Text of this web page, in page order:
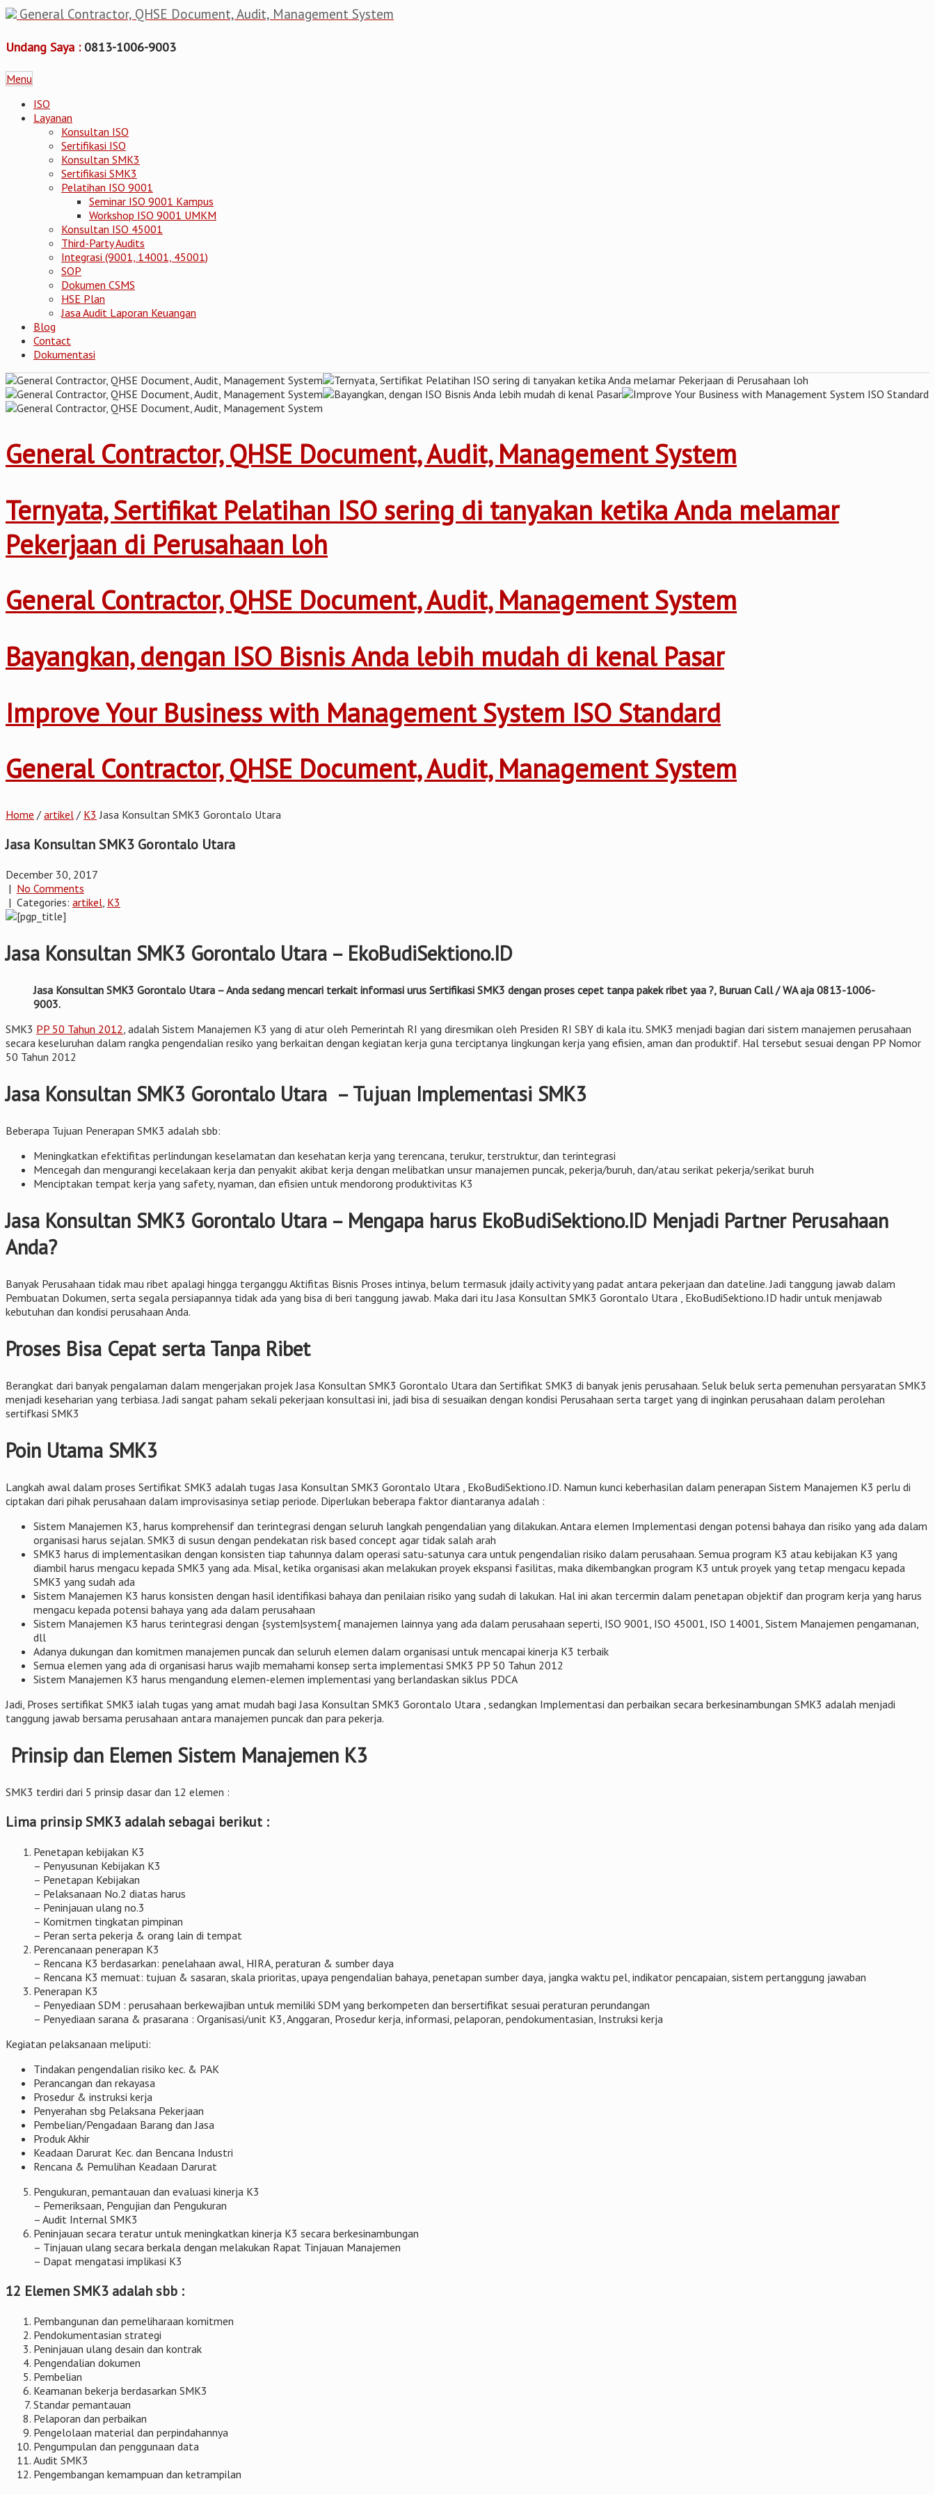
General Contractor, QHSE Document, Audit, Management System
Undang Saya : 0813-1006-9003
Menu
ISO
Layanan
Konsultan ISO
Sertifikasi ISO
Konsultan SMK3
Sertifikasi SMK3
Pelatihan ISO 9001
Seminar ISO 9001 Kampus
Workshop ISO 9001 UMKM
Konsultan ISO 45001
Third-Party Audits
Integrasi (9001, 14001, 45001)
SOP
Dokumen CSMS
HSE Plan
Jasa Audit Laporan Keuangan
Blog
Contact
Dokumentasi
General Contractor, QHSE Document, Audit, Management System
Ternyata, Sertifikat Pelatihan ISO sering di tanyakan ketika Anda melamar
Pekerjaan di Perusahaan loh
General Contractor, QHSE Document, Audit, Management System
Bayangkan, dengan ISO Bisnis Anda lebih mudah di kenal Pasar
Improve Your Business with Management System ISO Standard
General Contractor, QHSE Document, Audit, Management System
Home / artikel / K3 Jasa Konsultan SMK3 Gorontalo Utara
Jasa Konsultan SMK3 Gorontalo Utara
December 30, 2017
| No Comments
| Categories: artikel K3
Jasa Konsultan SMK3 Gorontalo Utara – EkoBudiSektiono.ID
Jasa Konsultan SMK3 Gorontalo Utara – Anda sedang mencari terkait informasi urus Sertifikasi SMK3 dengan proses cepet tanpa pakek ribet yaa ?, Buruan Call / WA aja 0813-1006-
9003.
SMK3 PP 50 Tahun 2012 , adalah Sistem Manajemen K3 yang di atur oleh Pemerintah RI yang diresmikan oleh Presiden RI SBY di kala itu. SMK3 menjadi bagian dari sistem manajemen perusahaan
secara keseluruhan dalam rangka pengendalian resiko yang berkaitan dengan kegiatan kerja guna terciptanya lingkungan kerja yang efisien, aman dan produktif. Hal tersebut sesuai dengan PP Nomor
50 Tahun 2012
Jasa Konsultan SMK3 Gorontalo Utara – Tujuan Implementasi SMK3
Beberapa Tujuan Penerapan SMK3 adalah sbb:
Meningkatkan efektifitas perlindungan keselamatan dan kesehatan kerja yang terencana, terukur, terstruktur, dan terintegrasi
Mencegah dan mengurangi kecelakaan kerja dan penyakit akibat kerja dengan melibatkan unsur manajemen puncak, pekerja/buruh, dan/atau serikat pekerja/serikat buruh
Menciptakan tempat kerja yang safety, nyaman, dan efisien untuk mendorong produktivitas K3
Jasa Konsultan SMK3 Gorontalo Utara – Mengapa harus EkoBudiSektiono.ID Menjadi Partner Perusahaan
Anda?
Banyak Perusahaan tidak mau ribet apalagi hingga terganggu Aktifitas Bisnis Proses intinya, belum termasuk jdaily activity yang padat antara pekerjaan dan dateline. Jadi tanggung jawab dalam
Pembuatan Dokumen, serta segala persiapannya tidak ada yang bisa di beri tanggung jawab. Maka dari itu Jasa Konsultan SMK3 Gorontalo Utara , EkoBudiSektiono.ID hadir untuk menjawab
kebutuhan dan kondisi perusahaan Anda.
Proses Bisa Cepat serta Tanpa Ribet
Berangkat dari banyak pengalaman dalam mengerjakan projek Jasa Konsultan SMK3 Gorontalo Utara dan Sertifikat SMK3 di banyak jenis perusahaan. Seluk beluk serta pemenuhan persyaratan SMK3
menjadi keseharian yang terbiasa. Jadi sangat paham sekali pekerjaan konsultasi ini, jadi bisa di sesuaikan dengan kondisi Perusahaan serta target yang di inginkan perusahaan dalam perolehan
sertifkasi SMK3
Poin Utama SMK3
Langkah awal dalam proses Sertifikat SMK3 adalah tugas Jasa Konsultan SMK3 Gorontalo Utara , EkoBudiSektiono.ID. Namun kunci keberhasilan dalam penerapan Sistem Manajemen K3 perlu di
ciptakan dari pihak perusahaan dalam improvisasinya setiap periode. Diperlukan beberapa faktor diantaranya adalah :
Sistem Manajemen K3, harus komprehensif dan terintegrasi dengan seluruh langkah pengendalian yang dilakukan. Antara elemen Implementasi dengan potensi bahaya dan risiko yang ada dalam
organisasi harus sejalan. SMK3 di susun dengan pendekatan risk based concept agar tidak salah arah
SMK3 harus di implementasikan dengan konsisten tiap tahunnya dalam operasi satu-satunya cara untuk pengendalian risiko dalam perusahaan. Semua program K3 atau kebijakan K3 yang
diambil harus mengacu kepada SMK3 yang ada. Misal, ketika organisasi akan melakukan proyek ekspansi fasilitas, maka dikembangkan program K3 untuk proyek yang tetap mengacu kepada
SMK3 yang sudah ada
Sistem Manajemen K3 harus konsisten dengan hasil identifikasi bahaya dan penilaian risiko yang sudah di lakukan. Hal ini akan tercermin dalam penetapan objektif dan program kerja yang harus
mengacu kepada potensi bahaya yang ada dalam perusahaan
Sistem Manajemen K3 harus terintegrasi dengan {system|system{ manajemen lainnya yang ada dalam perusahaan seperti, ISO 9001, ISO 45001, ISO 14001, Sistem Manajemen pengamanan,
dll
Adanya dukungan dan komitmen manajemen puncak dan seluruh elemen dalam organisasi untuk mencapai kinerja K3 terbaik
Semua elemen yang ada di organisasi harus wajib memahami konsep serta implementasi SMK3 PP 50 Tahun 2012
Sistem Manajemen K3 harus mengandung elemen-elemen implementasi yang berlandaskan siklus PDCA
Jadi, Proses sertifikat SMK3 ialah tugas yang amat mudah bagi Jasa Konsultan SMK3 Gorontalo Utara , sedangkan Implementasi dan perbaikan secara berkesinambungan SMK3 adalah menjadi
tanggung jawab bersama perusahaan antara manajemen puncak dan para pekerja.
Prinsip dan Elemen Sistem Manajemen K3
SMK3 terdiri dari 5 prinsip dasar dan 12 elemen :
Lima prinsip SMK3 adalah sebagai berikut :
Penetapan kebijakan K3
– Penyusunan Kebijakan K3
– Penetapan Kebijakan
– Pelaksanaan No.2 diatas harus
– Peninjauan ulang no.3
– Komitmen tingkatan pimpinan
– Peran serta pekerja & orang lain di tempat
Perencanaan penerapan K3
– Rencana K3 berdasarkan: penelahaan awal, HIRA, peraturan & sumber daya
– Rencana K3 memuat: tujuan & sasaran, skala prioritas, upaya pengendalian bahaya, penetapan sumber daya, jangka waktu pel, indikator pencapaian, sistem pertanggung jawaban
Penerapan K3
– Penyediaan SDM : perusahaan berkewajiban untuk memiliki SDM yang berkompeten dan bersertifikat sesuai peraturan perundangan
– Penyediaan sarana & prasarana : Organisasi/unit K3, Anggaran, Prosedur kerja, informasi, pelaporan, pendokumentasian, Instruksi kerja
Kegiatan pelaksanaan meliputi:
Tindakan pengendalian risiko kec. & PAK
Perancangan dan rekayasa
Prosedur & instruksi kerja
Penyerahan sbg Pelaksana Pekerjaan
Pembelian/Pengadaan Barang dan Jasa
Produk Akhir
Keadaan Darurat Kec. dan Bencana Industri
Rencana & Pemulihan Keadaan Darurat
Pengukuran, pemantauan dan evaluasi kinerja K3
– Pemeriksaan, Pengujian dan Pengukuran
– Audit Internal SMK3
Peninjauan secara teratur untuk meningkatkan kinerja K3 secara berkesinambungan
– Tinjauan ulang secara berkala dengan melakukan Rapat Tinjauan Manajemen
– Dapat mengatasi implikasi K3
12 Elemen SMK3 adalah sbb :
Pembangunan dan pemeliharaan komitmen
Pendokumentasian strategi
Peninjauan ulang desain dan kontrak
Pengendalian dokumen
Pembelian
Keamanan bekerja berdasarkan SMK3
Standar pemantauan
Pelaporan dan perbaikan
Pengelolaan material dan perpindahannya
Pengumpulan dan penggunaan data
Audit SMK3
Pengembangan kemampuan dan ketrampilan